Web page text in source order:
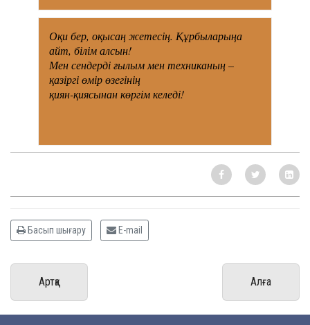
Оқи бер, оқысаң жетесің. Құрбыларыңа
айт, білім алсын!
Мен сендерді ғылым мен техниканың –
қазіргі өмір өзегінің
қиян-қиясынан көргім келеді!
Басып шығару E-mail
Артқа Алға